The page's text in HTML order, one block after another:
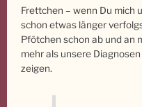
Frettchen – wenn Du mich
schon etwas länger
Pfötchen schon ab und an
mehr als unsere
zeigen.